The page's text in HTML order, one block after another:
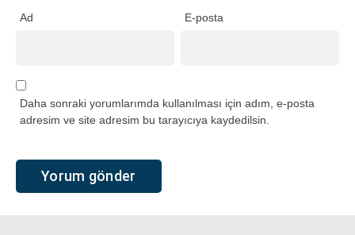
Ad E-posta
Daha sonraki yorumlarımda kullanılması için adım, e-posta
adresim ve site adresim bu tarayıcıya kaydedilsin.